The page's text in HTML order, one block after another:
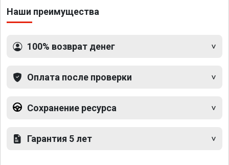
Наши преимущества
100% возврат денег
Оплата после проверки
Сохранение ресурса
Гарантия 5 лет